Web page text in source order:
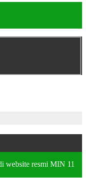
website resmi MIN 11